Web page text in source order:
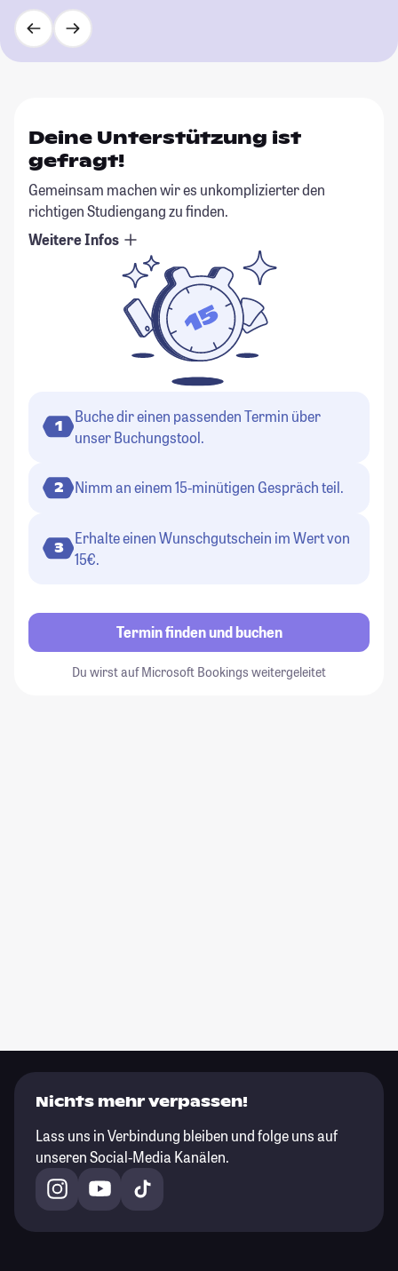
Deine Unterstützung ist
gefragt!
Gemeinsam machen wir es unkomplizierter den
richtigen Studiengang zu finden.
Weitere Infos
1
Buche dir einen passenden Termin über
unser Buchungstool.
2 Nimm an einem 15-minütigen Gespräch teil.
3
Erhalte einen Wunschgutschein im Wert von
15€.
Termin finden und buchen
Du wirst auf Microsoft Bookings weitergeleitet
Nichts mehr verpassen!
Lass uns in Verbindung bleiben und folge uns auf
unseren Social-Media Kanälen.